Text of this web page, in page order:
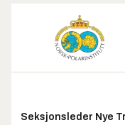
Seksjonsleder Nye